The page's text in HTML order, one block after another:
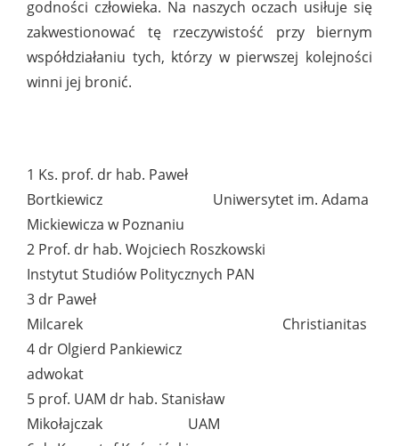
godności człowieka. Na naszych oczach usiłuje się
zakwestionować tę rzeczywistość przy biernym
współdziałaniu tych, którzy w pierwszej kolejności
winni jej bronić.
1 Ks. prof. dr hab. Paweł
Bortkiewicz Uniwersytet im. Adama
Mickiewicza w Poznaniu
2 Prof. dr hab. Wojciech Roszkowski
Instytut Studiów Politycznych PAN
3 dr Paweł
Milcarek Christianitas
4 dr Olgierd Pankiewicz
adwokat
5 prof. UAM dr hab. Stanisław
Mikołajczak UAM